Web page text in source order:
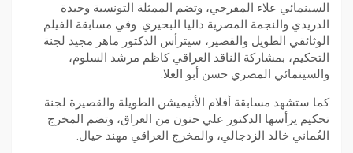
السينمائي علاء المفرجي، وتضم الممثلة التونسية وحيدة
الدريدي والنجمة المصرية داليا البحيري. وفي مسابقة الفيلم
الوثائقي الطويل والقصير، سيترأس الدكتور ماهر مجيد لجنة
التحكيم، بمشاركة الناقد العراقي كاظم مرشد السلوم،
والسينمائي المصري حسن أبو العلا.
كما ستشهد مسابقة أفلام الأنيميشن الطويلة والقصيرة لجنة
تحكيم يرأسها الدكتور علي حنون من العراق، وتضم المخرج
العُماني خالد الزدجالي، والمخرج العراقي مهند حيال.